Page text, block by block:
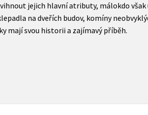
jejich hlavní atributy, málokdo však
na dveřích budov, komíny
mají svou historii a zajímavý příběh.